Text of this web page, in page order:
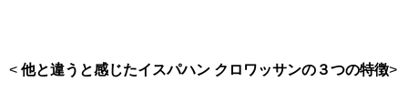
< 他と違うと感じたイスパハン クロワッサンの３つの特徴>